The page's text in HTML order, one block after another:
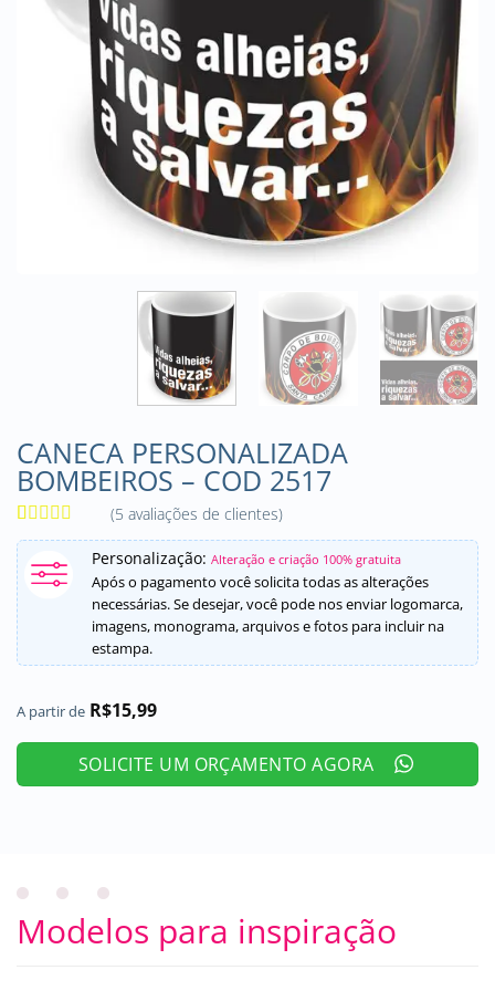
CANECA PERSONALIZADA
BOMBEIROS – COD 2517
Avaliado
como
5, com
baseado em
5
avaliações
de clientes
(5 avaliações de clientes)
Personalização: Alteração e criação 100% gratuita
Após o pagamento você solicita todas as alterações
necessárias. Se desejar, você pode nos enviar logomarca,
imagens, monograma, arquivos e fotos para incluir na
estampa.
A partir de R$15,99
SOLICITE UM ORÇAMENTO AGORA
Modelos para inspiração